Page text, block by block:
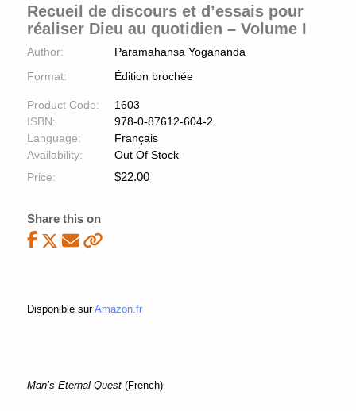
Recueil de discours et d’essais pour
réaliser Dieu au quotidien – Volume I
Author:
Paramahansa Yogananda
Format:
Édition brochée
Product Code:
1603
ISBN:
978-0-87612-604-2
Language:
Français
Availability:
Out Of Stock
Price:
$22.00
Share this on
Disponible surAmazon.fr
Man’s Eternal Quest(French)